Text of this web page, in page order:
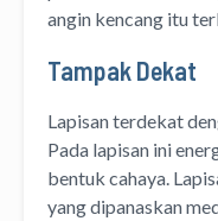
angin kencang itu
Tampak Dekat
Lapisan terdekat
Pada lapisan ini
bentuk cahaya.
yang dipanaskan